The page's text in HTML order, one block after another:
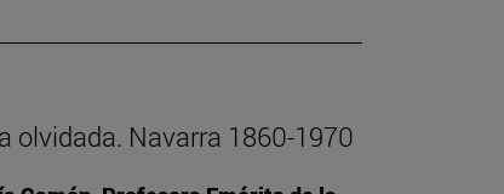
olvidada. Navarra 1860-1970